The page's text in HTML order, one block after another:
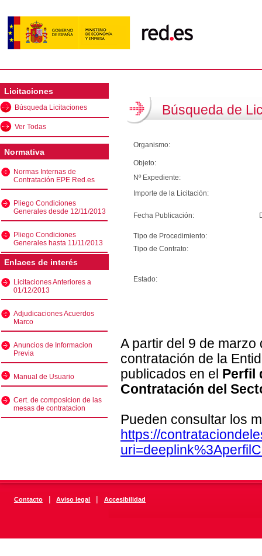
Licitaciones
Búsqueda Licitaciones
Ver Todas
Normativa
Normas Internas de
Contratación EPE Red.es
Pliego Condiciones
Generales desde 12/11/2013
Pliego Condiciones
Generales hasta 11/11/2013
Enlaces de interés
Licitaciones Anteriores a
01/12/2013
Adjudicaciones Acuerdos
Marco
Anuncios de Informacion
Previa
Manual de Usuario
Cert. de composicion de las
mesas de contratacion
Búsqueda de
Organismo:
Objeto:
Nº Expediente:
Importe de la Licitación:
Fecha Publicación:
Tipo de Procedimiento:
Tipo de Contrato:
Estado:
A partir del 9 de
contratación de la
publicados en el Perfil
Contratación del
Pueden consultar los
https://
Contacto | Aviso legal | Accesibilidad